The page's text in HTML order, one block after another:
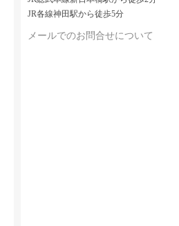
JR各線神田駅から徒歩5分
メールでのお問合せについて